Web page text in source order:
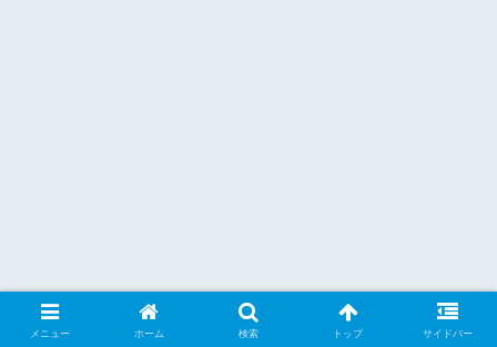
メニュー ホーム 検索 トップ サイドバー